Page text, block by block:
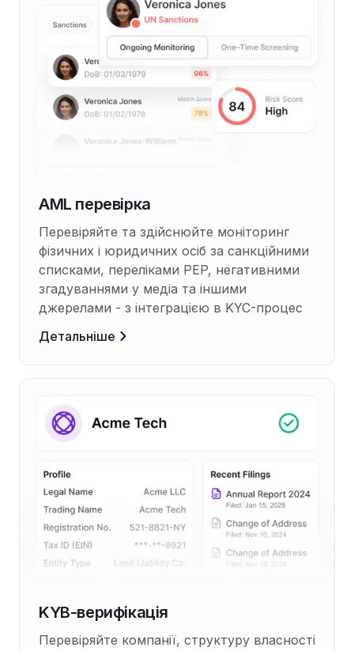
AML перевірка
Перевіряйте та здійснюйте моніторинг
фізичних і юридичних осіб за санкційними
списками, переліками PEP, негативними
згадуваннями у медіа та іншими
джерелами - з інтеграцією в KYC-процес
Детальніше
KYB-верифікація
Перевіряйте компанії, структуру власності